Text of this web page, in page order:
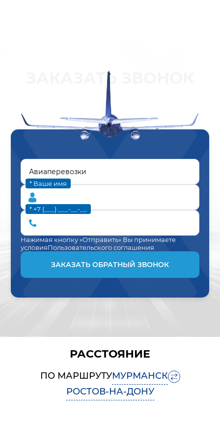
ЗАКАЗАТЬ ЗВОНОК
* Ваше имя
* +7 (___) ___-__-__
Нажимая кнопку «Отправить» Вы принимаете
условияПользовательского соглашения
ЗАКАЗАТЬ ОБРАТНЫЙ ЗВОНОК
РАССТОЯНИЕ
ПО МАРШРУТУМУРМАНСК
РОСТОВ-НА-ДОНУ